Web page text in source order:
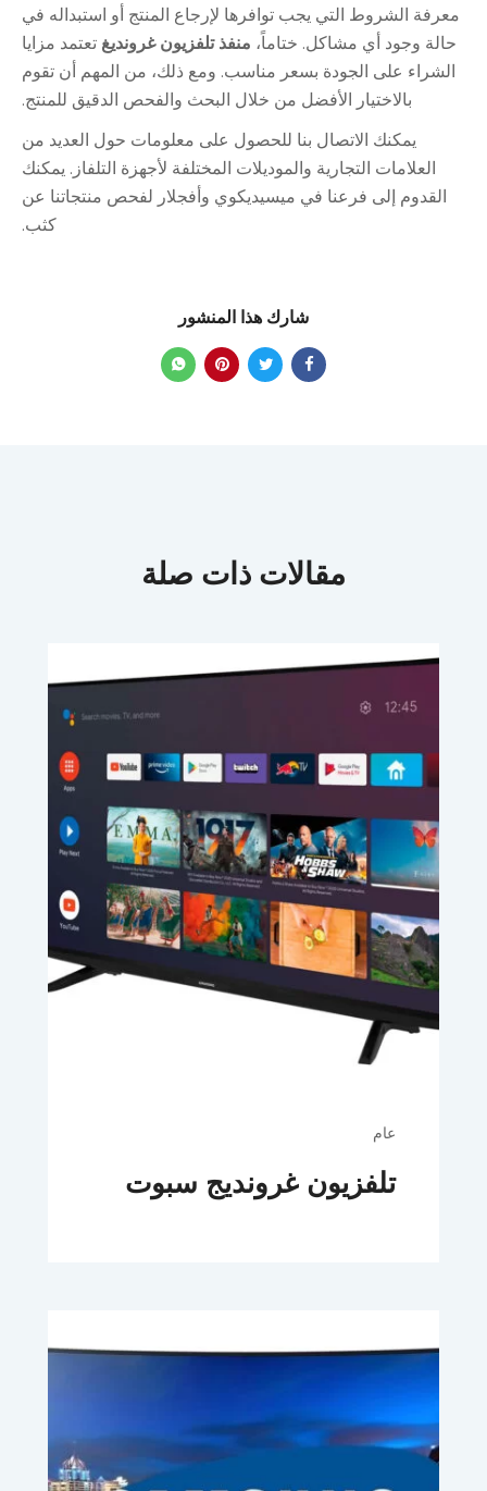
معرفة الشروط التي يجب توافرها لإرجاع المنتج أو استبداله في
حالة وجود أي مشاكل. ختاماً، منفذ تلفزيون غرونديغتعتمد مزايا
الشراء على الجودة بسعر مناسب. ومع ذلك، من المهم أن تقوم
بالاختيار الأفضل من خلال البحث والفحص الدقيق للمنتج.
يمكنك الاتصال بنا للحصول على معلومات حول العديد من
العلامات التجارية والموديلات المختلفة لأجهزة التلفاز. يمكنك
القدوم إلى فرعنا في ميسيديكوي وأفجلار لفحص منتجاتنا عن
كثب.
شارك هذا المنشور
مقالات ذات صلة
عام
تلفزيون غرونديج سبوت